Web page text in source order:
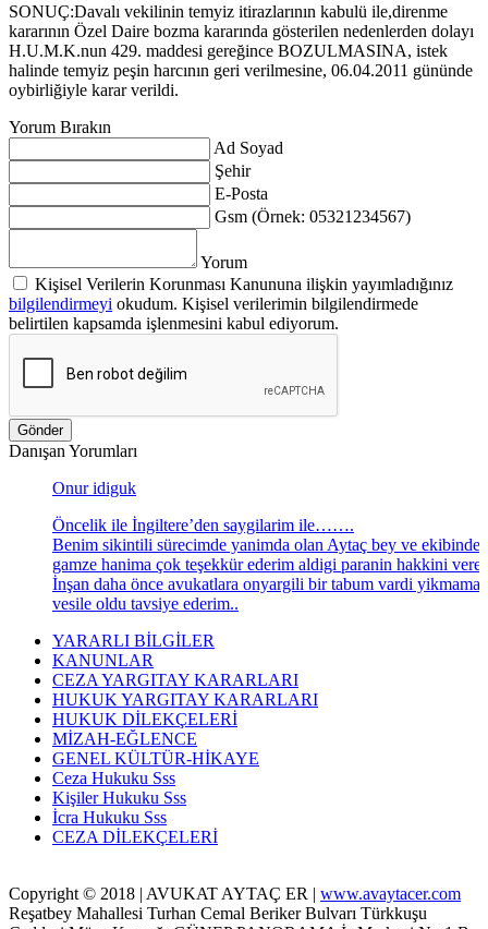
SONUÇ:Davalı vekilinin temyiz itirazlarının kabulü ile,direnme
kararının Özel Daire bozma kararında gösterilen nedenlerden dolayı
H.U.M.K.nun 429. maddesi gereğince BOZULMASINA, istek
halinde temyiz peşin harcının geri verilmesine, 06.04.2011 gününde
oybirliğiyle karar verildi.
Yorum Bırakın
Ad Soyad
Şehir
E-Posta
Gsm (Örnek: 05321234567)
Yorum
Kişisel Verilerin Korunması Kanununa ilişkin yayımladığınız
bilgilendirmeyi okudum. Kişisel verilerimin bilgilendirmede
belirtilen kapsamda işlenmesini kabul ediyorum.
Gönder
Danışan Yorumları
Onur idiguk
Öncelik ile İngiltere’den saygilarim ile…….
Benim sikintili sürecimde yanimda olan Aytaç bey ve ekibinden
gamze hanima çok teşekkür ederim aldigi paranin hakkini
İnşan daha önce avukatlara onyargili bir tabum vardi yikmama
vesile oldu tavsiye ederim..
YARARLI BİLGİLER
KANUNLAR
CEZA YARGITAY KARARLARI
HUKUK YARGITAY KARARLARI
HUKUK DİLEKÇELERİ
MİZAH-EĞLENCE
GENEL KÜLTÜR-HİKAYE
Ceza Hukuku Sss
Kişiler Hukuku Sss
İcra Hukuku Sss
CEZA DİLEKÇELERİ
Copyright © 2018 | AVUKAT AYTAÇ ER | www.avaytacer.com
Reşatbey Mahallesi Turhan Cemal Beriker Bulvarı Türkkuşu